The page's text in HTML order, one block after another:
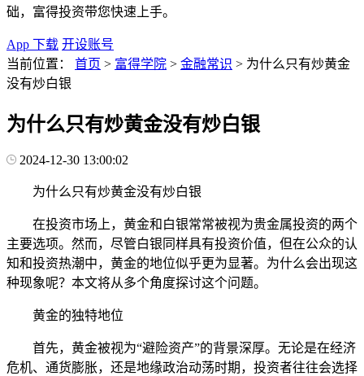
础，富得投资带您快速上手。
App 下载 开设账号
当前位置：
首页 > 富得学院 > 金融常识 > 为什么只有炒黄金
没有炒白银
为什么只有炒黄金没有炒白银
2024-12-30 13:00:02
为什么只有炒黄金没有炒白银
在投资市场上，黄金和白银常常被视为贵金属投资的两个
主要选项。然而，尽管白银同样具有投资价值，但在公众的认
知和投资热潮中，黄金的地位似乎更为显著。为什么会出现这
种现象呢？本文将从多个角度探讨这个问题。
黄金的独特地位
首先，黄金被视为“避险资产”的背景深厚。无论是在经济
危机、通货膨胀，还是地缘政治动荡时期，投资者往往会选择